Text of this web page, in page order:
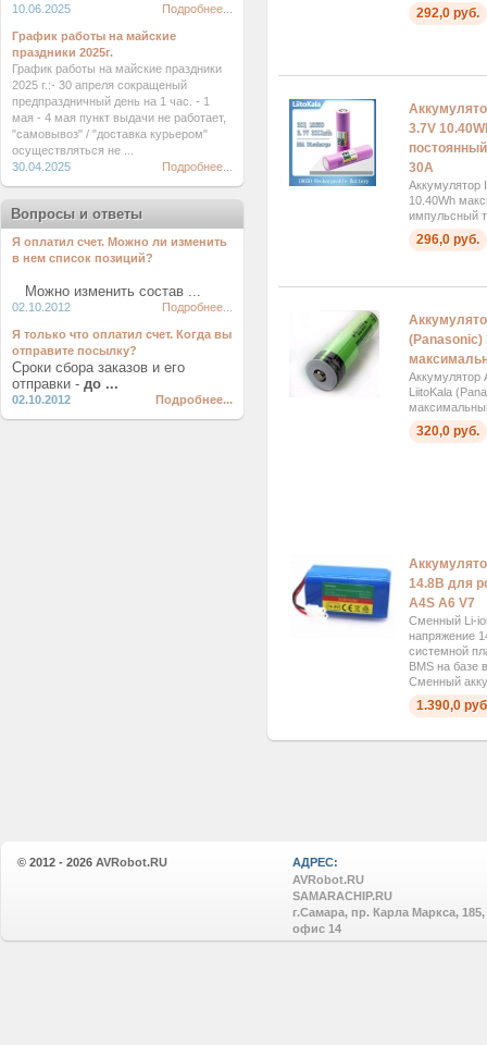
292,0 руб.
3.7V
30А
Аккумулятор
10.40Wh
импульсный
296,0 руб.
(Panasonic)
Аккумулятор
LiitoKala
320,0 руб.
14.8В для
A4S A6 V7
Сменный Li-
напряжение
системной
BMS на базе
Сменный
1.390,0
10.06.2025
Подробнее...
График работы на майские
праздники 2025г.
График работы на майские праздники
2025 г.:- 30 апреля сокращеный
предпраздничный день на 1 час. - 1
мая - 4 мая пункт выдачи не работает,
"самовывоз" / "доставка курьером"
осуществляться не ...
30.04.2025
Подробнее...
Вопросы и ответы
Я оплатил счет. Можно ли изменить
в нем список позиций?
Можно изменить состав ...
02.10.2012 Подробнее...
Я только что оплатил счет. Когда вы
отправите посылку?
Сроки сбора заказов и его
отправки - до ...
02.10.2012 Подробнее...
© 2012 - 2026 AVRobot.RU
АДРЕС:
AVRobot.RU
SAMARACHIP.RU
г.Самара, пр. Карла Маркса, 185,
офис 14